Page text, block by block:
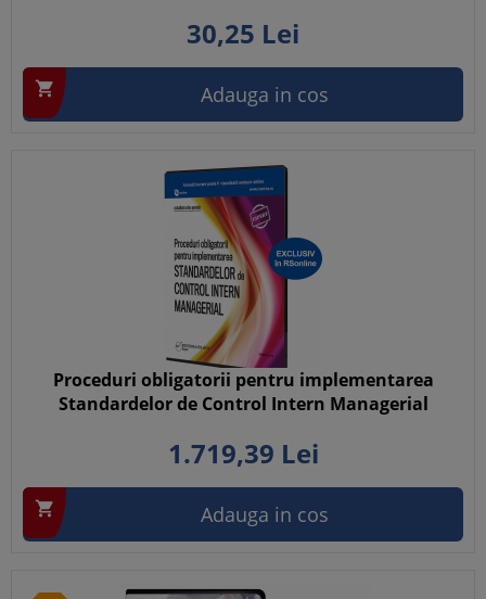
30,25 Lei
 Adauga in cos
Proceduri obligatorii pentru implementarea
Standardelor de Control Intern Managerial
1.719,39 Lei
 Adauga in cos